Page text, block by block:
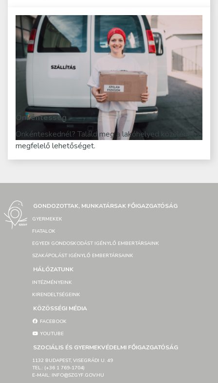
Önkéntesség
Önkénteskednél? Találd meg a lakóhelyed közelében a
megfelelő lehetőséget.
GONDOZOTTAK, MUNKATÁRSAK FŐIGAZGATÓSÁG
GYERMEKEK
FIATALOK
EGYEDI GONDOSKODÁST IGÉNYLŐ EMBERTÁRSAINK
SZAKÁPOLÁST IGÉNYLŐ EMBERTÁRSAINK
HÁLÓZATUNK
INTÉZMÉNYEINK
KIRENDELTSÉGEINK
KÖZÖSSÉGI MÉDIA
FACEBOOK
YOUTUBE
SZOCIÁLIS ÉS GYERMEKVÉDELMI FŐIGAZGATÓSÁG
1132 BUDAPEST, VISEGRÁDI U. 49
TEL.: (+36 1 769-1704)
E-MAIL: INFO@SZGYF.GOV.HU